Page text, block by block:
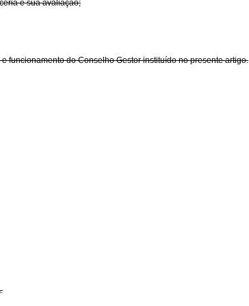
e sua avaliação;
funcionamento do Conselho Gestor instituído no presente artigo.